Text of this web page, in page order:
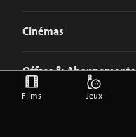
Cinémas
Offres & Abonnements
Films Jeux